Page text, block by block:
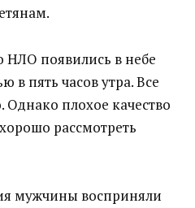
НЛО появились в небе
в пять часов утра. Все
Однако плохое качество
рассмотреть
мужчины восприняли